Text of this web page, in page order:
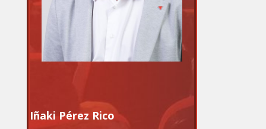
Iñaki Pérez Rico